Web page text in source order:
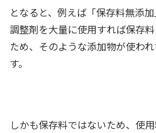
となると、例えば「保存料無添
調整剤を大量に使用すれば保存
ため、そのような添加物が使わ
す。
しかも保存料ではないため、使